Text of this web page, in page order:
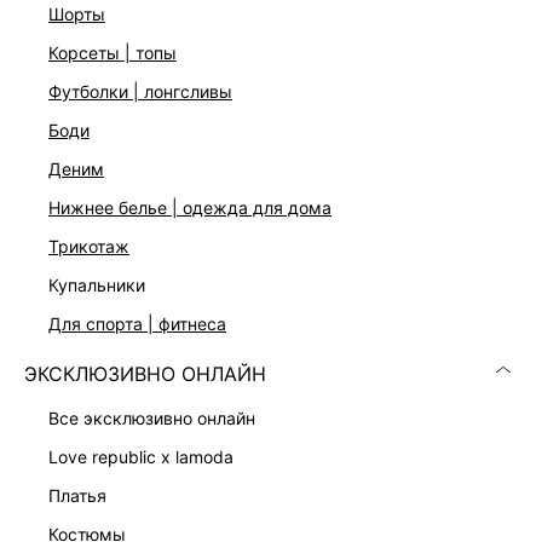
шорты
корсеты | топы
футболки | лонгсливы
боди
деним
нижнее белье | одежда для дома
трикотаж
купальники
для спорта | фитнеса
ЭКСКЛЮЗИВНО ОНЛАЙН
все эксклюзивно онлайн
love republic x lamoda
платья
костюмы
Застежка на молнию с пуговицей
На модели размер 44. Крой модели соответствует
стандартному размеру
ДОСТАВКА И ВОЗВРАТ
Подробные условия доставки и возврата
в AppStore
КАТАЛОГ